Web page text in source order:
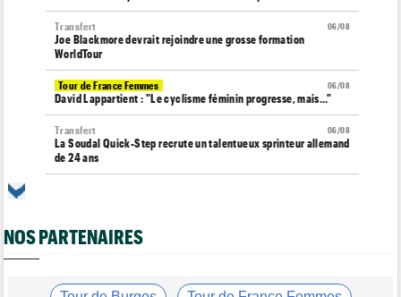
06/08
Transfert
Joe Blackmore devrait rejoindre une grosse formation
WorldTour
06/08
Tour de France Femmes
David Lappartient : "Le cyclisme féminin progresse, mais…"
06/08
Transfert
La Soudal Quick-Step recrute un talentueux sprinteur allemand
de 24 ans
Transfert
06/08
Tour de France Femmes
NOS PARTENAIRES